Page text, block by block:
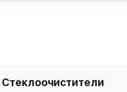
Стеклоочистители